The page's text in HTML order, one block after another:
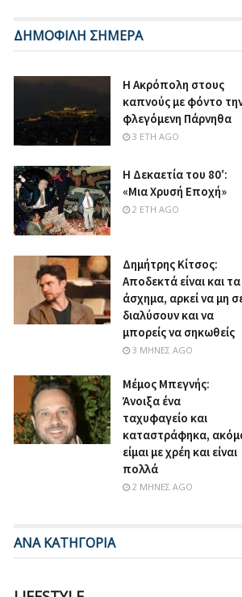
ΔΗΜΟΦΙΛΗ ΣΗΜΕΡΑ
Η Ακρόπολη στους
καπνούς με φόντο
φλεγόμενη Πάρνηθα
3 ΈΤΗ AGO
Η Δεκαετία του 80′:
«Μια Χρυσή Εποχή»
2 ΈΤΗ AGO
Δημήτρης Κίτσος:
Αποδεκτά είναι και τα
άσχημα, αρκεί να μη
διαλύσουν και να
μπορείς να σηκωθείς
3 ΜΉΝΕΣ AGO
Μέμος Μπεγνής:
Άνοιξα ένα
ταχυφαγείο και
καταστράφηκα,
είμαι με χρέη και είναι
πολλά
2 ΜΉΝΕΣ AGO
ΑΝΑ ΚΑΤΗΓΟΡΙΑ